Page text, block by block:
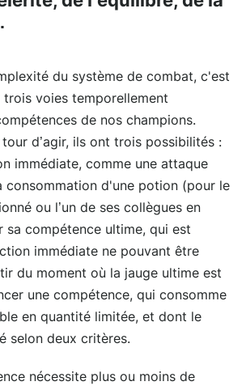
du système de combat, c'est
trois voies temporellement
de nos champions.
d’agir, ils ont trois possibilités :
immédiate, comme une attaque
consommation d'une potion (pour le
ou l’un de ses collègues en
sa compétence ultime, qui est
immédiate ne pouvant être
du moment où la jauge ultime est
une compétence, qui consomme
en quantité limitée, et dont le
selon deux critères.
nécessite plus ou moins de